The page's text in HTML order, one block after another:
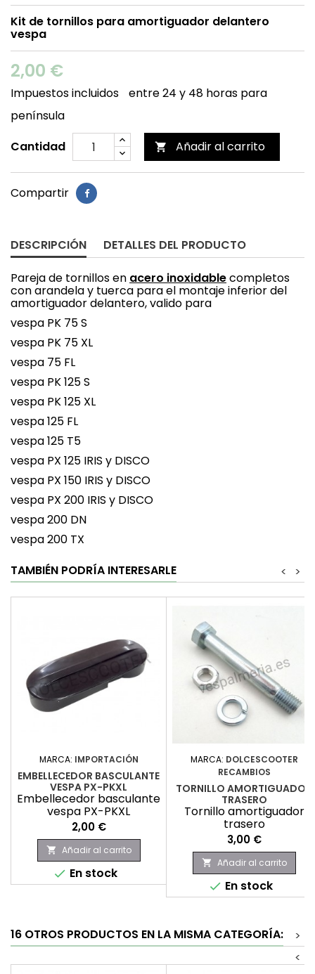
Kit de tornillos para amortiguador delantero
vespa
2,00 €
Impuestos incluidos
entre 24 y 48 horas para
península
Cantidad
 Añadir al carrito
Compartir
DESCRIPCIÓN DETALLES DEL PRODUCTO
Pareja de tornillos en acero inoxidablecompletos
con arandela y tuerca para el montaje inferior del
amortiguador delantero, valido para
vespa PK 75 S
vespa PK 75 XL
vespa 75 FL
vespa PK 125 S
vespa PK 125 XL
vespa 125 FL
vespa 125 T5
vespa PX 125 IRIS y DISCO
vespa PX 150 IRIS y DISCO
vespa PX 200 IRIS y DISCO
vespa 200 DN
vespa 200 TX
TAMBIÉN PODRÍA INTERESARLE
>
<
MARCA: IMPORTACIÓN
EMBELLECEDOR BASCULANTE
VESPA PX-PKXL
Embellecedor basculante
vespa PX-PKXL
Precio
2,00 €
 Añadir al carrito
 En stock
MARCA: DOLCESCOOTER
RECAMBIOS
TORNILLO AMORTIGUADOR
TRASERO
Tornillo amortiguador
trasero
Precio
3,00 €
 Añadir al carrito
 En stock
16 OTROS PRODUCTOS EN LA MISMA CATEGORÍA:
>
<